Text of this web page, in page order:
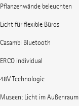
Pflanzenwände beleuchten
Licht für flexible Büros
Casambi Bluetooth
ERCO individual
48V Technologie
Museen: Licht im Außenraum